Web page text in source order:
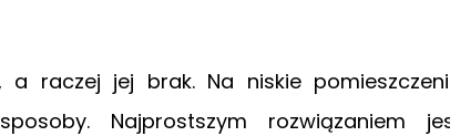
raczej jej brak. Na niskie
Najprostszym rozwiązaniem